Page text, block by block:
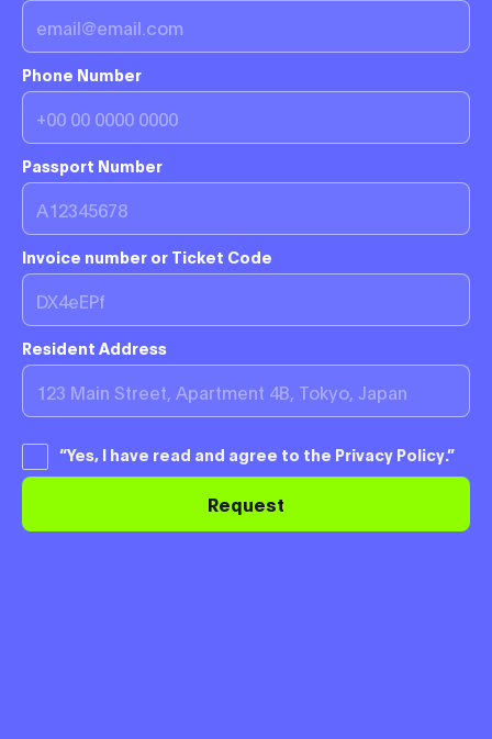
Phone Number
Passport Number
Invoice number or Ticket Code
Resident Address
“Yes, I have read and agree to the Privacy Policy.”